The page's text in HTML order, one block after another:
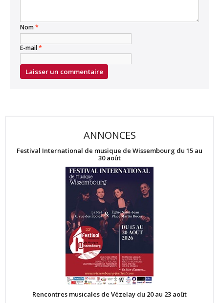
Nom*
E-mail*
ANNONCES
Festival International de musique de Wissembourg du 15 au
30 août
Rencontres musicales de Vézelay du 20 au 23 août